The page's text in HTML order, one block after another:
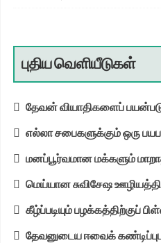
புதிய வெளியீடுகள்
தேவன் வியாதிகளைப்
எல்லா சபைகளுக்கும் ஒரு
மனப்பூர்வமான மக்களும்
மெய்யான சுவிசேஷ
கீழ்ப்படியும்
தேவனுடைய ஈவைக்